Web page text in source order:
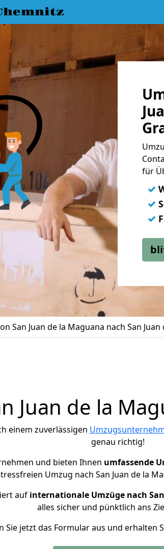
für
✓
✓
✓
San Juan de la Maguana nach San
Juan de la
einem zuverlässigen
genau richtig!
und bieten Ihnen umfassende
Umzug nach San Juan de la
auf internationale Umzüge nach
alles sicher und pünktlich ans
Sie jetzt das Formular aus und erhalten